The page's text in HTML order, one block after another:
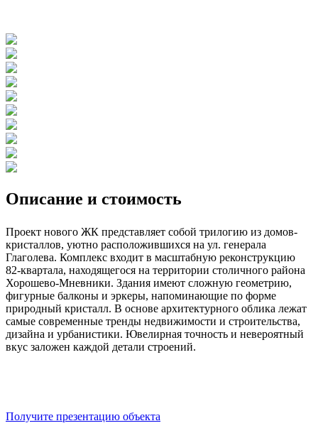
Описание и стоимость
Проект нового ЖК представляет собой трилогию из домов-
кристаллов, уютно расположившихся на ул. генерала
Глаголева. Комплекс входит в масштабную реконструкцию
82-квартала, находящегося на территории столичного района
Хорошево-Мневники. Здания имеют сложную геометрию,
фигурные балконы и эркеры, напоминающие по форме
природный кристалл. В основе архитектурного облика лежат
самые современные тренды недвижимости и строительства,
дизайна и урбанистики. Ювелирная точность и невероятный
вкус заложен каждой детали строений.
Получите презентацию объекта